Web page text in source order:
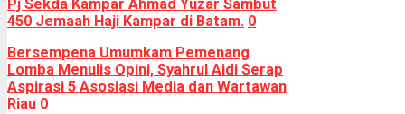
Pj Sekda Kampar Ahmad Yuzar Sambut
450 Jemaah Haji Kampar di Batam. 0
Bersempena Umumkam Pemenang
Lomba Menulis Opini, Syahrul Aidi Serap
Aspirasi 5 Asosiasi Media dan Wartawan
Riau 0